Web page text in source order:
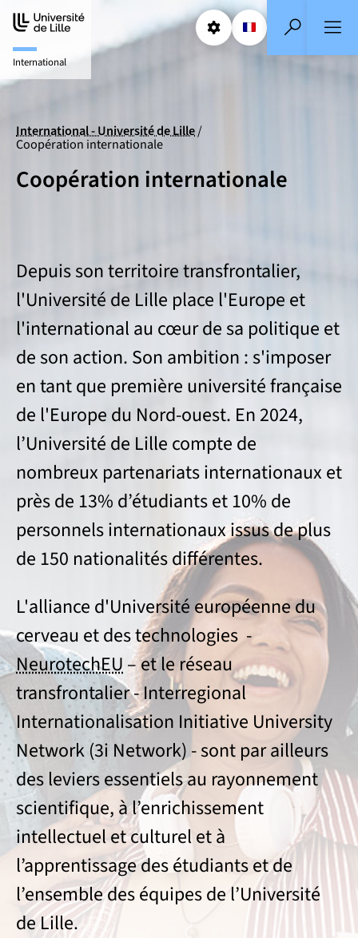
Aller
au
contenu
Aller
au
pied
de
page
International
Paramétrages
Sélectionner
FR
- Français
International - Université de Lille
Coopération internationale
Coopération internationale
Depuis son territoire transfrontalier,
l'Université de Lille place l'Europe et
l'international au cœur de sa politique et
de son action. Son ambition : s'imposer
en tant que première université française
de l'Europe du Nord-ouest. En 2024,
l’Université de Lille compte de
nombreux partenariats internationaux et
près de 13% d’étudiants et 10% de
personnels internationaux issus de plus
de 150 nationalités différentes.
L'alliance d'Université européenne du
cerveau et des technologies -
NeurotechEU– et le réseau
transfrontalier - Interregional
Internationalisation Initiative University
Network (3i Network) - sont par ailleurs
des leviers essentiels au rayonnement
scientifique, à l’enrichissement
intellectuel et culturel et à
l’apprentissage des étudiants et de
l’ensemble des équipes de l’Université
de Lille.